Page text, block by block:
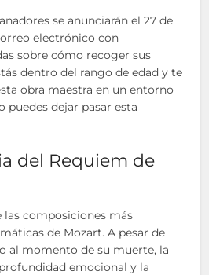
se anunciarán el 27 de
electrónico con
sobre cómo recoger sus
dentro del rango de edad y te
obra maestra en un entorno
puedes dejar pasar esta
del Requiem de
las composiciones más
de Mozart. A pesar de
al momento de su muerte, la
emocional y la